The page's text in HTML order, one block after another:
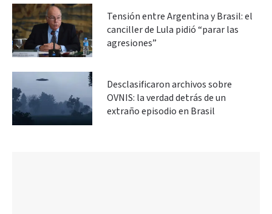
Tensión entre Argentina y Brasil: el
canciller de Lula pidió “parar las
agresiones”
Desclasificaron archivos sobre
OVNIS: la verdad detrás de un
extraño episodio en Brasil